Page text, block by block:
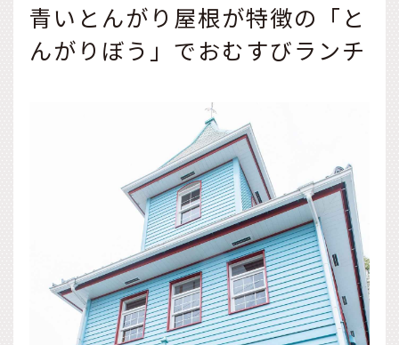
青いとんがり屋根が特徴の「と
んがりぼう」でおむすびランチ